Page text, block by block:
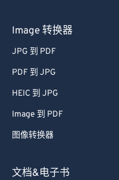
Image 转换器
JPG 到 PDF
PDF 到 JPG
HEIC 到 JPG
Image 到 PDF
图像转换器
文档&电子书